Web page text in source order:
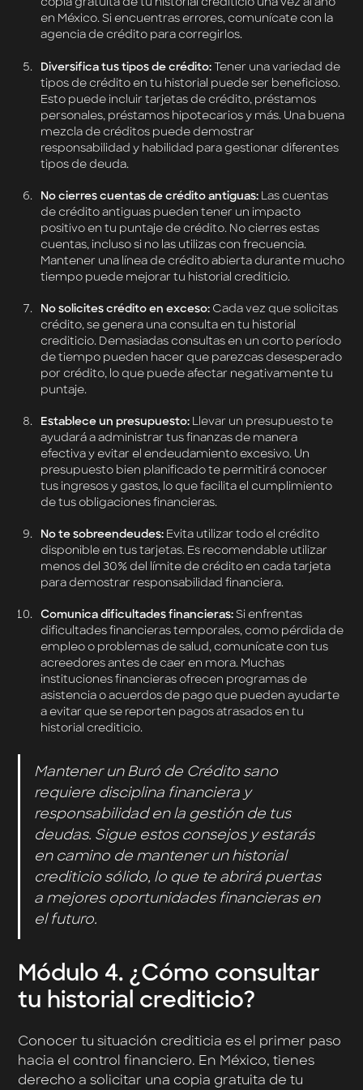
copia gratuita de tu historial crediticio una vez al año
en México. Si encuentras errores, comunícate con la
agencia de crédito para corregirlos.
Diversifica tus tipos de crédito:
Tener una variedad de
tipos de crédito en tu historial puede ser beneficioso.
Esto puede incluir tarjetas de crédito, préstamos
personales, préstamos hipotecarios y más. Una buena
mezcla de créditos puede demostrar
responsabilidad y habilidad para gestionar diferentes
tipos de deuda.
No cierres cuentas de crédito antiguas: Las cuentas
de crédito antiguas pueden tener un impacto
positivo en tu puntaje de crédito. No cierres estas
cuentas, incluso si no las utilizas con frecuencia.
Mantener una línea de crédito abierta durante mucho
tiempo puede mejorar tu historial crediticio.
No solicites crédito en exceso: Cada vez que solicitas
crédito, se genera una consulta en tu historial
crediticio. Demasiadas consultas en un corto período
de tiempo pueden hacer que parezcas desesperado
por crédito, lo que puede afectar negativamente tu
puntaje.
Establece un presupuesto: Llevar un presupuesto te
ayudará a administrar tus finanzas de manera
efectiva y evitar el endeudamiento excesivo. Un
presupuesto bien planificado te permitirá conocer
tus ingresos y gastos, lo que facilita el cumplimiento
de tus obligaciones financieras.
No te sobreendeudes: Evita utilizar todo el crédito
disponible en tus tarjetas. Es recomendable utilizar
menos del 30% del límite de crédito en cada tarjeta
para demostrar responsabilidad financiera.
Comunica dificultades financieras: Si enfrentas
dificultades financieras temporales, como pérdida de
empleo o problemas de salud, comunícate con tus
acreedores antes de caer en mora. Muchas
instituciones financieras ofrecen programas de
asistencia o acuerdos de pago que pueden ayudarte
a evitar que se reporten pagos atrasados en tu
historial crediticio.
Mantener un Buró de Crédito sano
requiere disciplina financiera y
responsabilidad en la gestión de tus
deudas. Sigue estos consejos y estarás
en camino de mantener un historial
crediticio sólido, lo que te abrirá puertas
a mejores oportunidades financieras en
el futuro.
Módulo 4. ¿Cómo consultar
tu historial crediticio?
Conocer tu situación crediticia es el primer paso
hacia el control financiero. En México, tienes
derecho a solicitar una copia gratuita de tu